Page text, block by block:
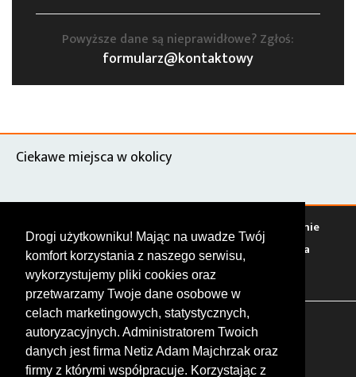
Drogi użytkowniku! Mając na uwadze Twój
komfort korzystania z naszego serwisu,
wykorzystujemy pliki cookies oraz
przetwarzamy Twoje dane osobowe w
celach marketingowych, statystycznych,
autoryzacyjnych. Administratorem Twoich
danych jest firma Netiz Adam Majchrzak oraz
firmy z którymi współpracuje. Korzystając z
Powyższe dane są nieprawidłowe? Zgłoś:
formularz@kontaktowy
Ciekawe miejsca w okolicy
Warto zobaczyć Serwisy Stacje paliw
Jedzenie
Bary Zakwaterowanie Tory Zloty Rajdy
Spotkania
Targi Giełdy Szkolenia
FOLLOW US